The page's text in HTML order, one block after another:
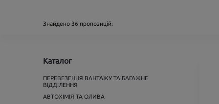
Знайдено 36 пропозицій:
Каталог
ПЕРЕВЕЗЕННЯ ВАНТАЖУ ТА БАГАЖНЕ
ВІДДІЛЕННЯ
АВТОХІМІЯ ТА ОЛИВА